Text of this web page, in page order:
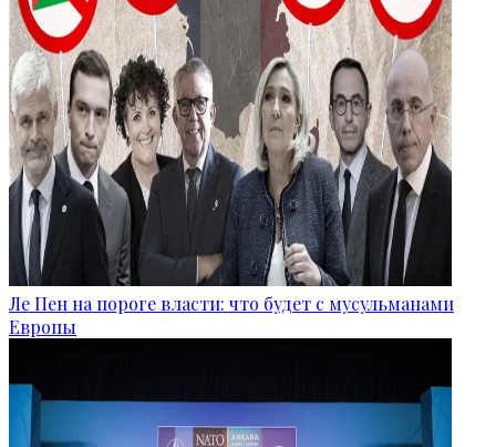
Ле Пен на пороге власти: что будет с мусульманами
Европы